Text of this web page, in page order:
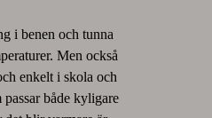
i benen och tunna
Men också
enkelt i skola och
både kyligare